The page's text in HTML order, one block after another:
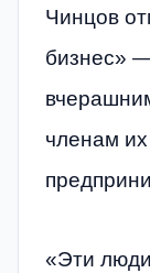
Чинцов
бизнес»
членам
«Эти